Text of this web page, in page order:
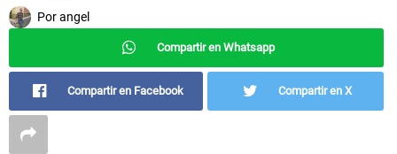
Porangel
Compartir en Whatsapp
Compartir en Facebook Compartir en X